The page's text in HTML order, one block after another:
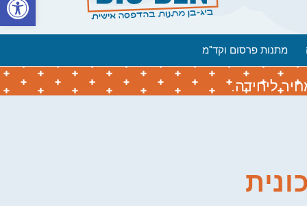
מתנות פרסום וקד"מ
ליחידה.